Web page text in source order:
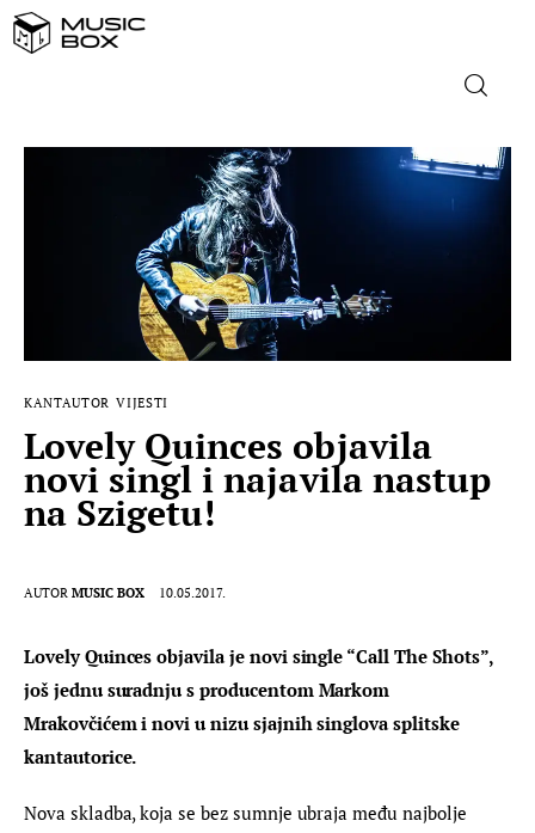
NASLOVNICA
DOMAĆA GLAZBA
STRANA GLAZBA
FILM
MUSIC BOX
KANTAUTOR VIJESTI
Lovely Quinces objavila
novi singl i najavila nastup
na Szigetu!
AUTOR MUSIC BOX 10.05.2017.
Lovely Quinces objavila je novi single “Call The Shots”,
još jednu suradnju s producentom Markom
Mrakovčićem i novi u nizu sjajnih singlova splitske
kantautorice.
Nova skladba, koja se bez sumnje ubraja među najbolje